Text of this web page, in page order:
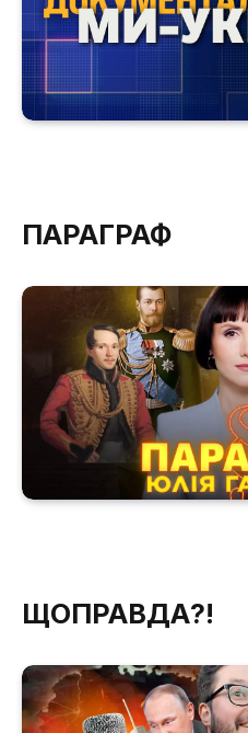
ПАРАГРАФ
ЩОПРАВДА?!